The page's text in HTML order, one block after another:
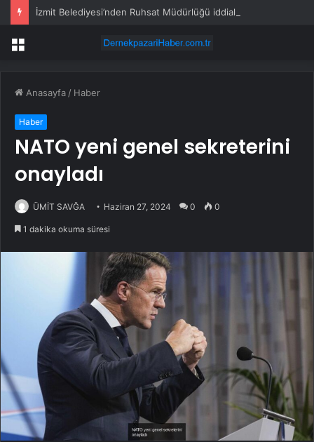
Menü
Anasayfa / Haber
Haber
NATO yeni genel sekreterini
onayladı
ÜMİT SAVĞA Haziran 27, 2024 0 0
1 dakika okuma süresi